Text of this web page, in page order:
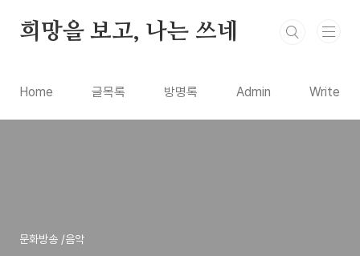
희망을 보고, 나는 쓰네
Home 글목록 방명록 Admin Write
문화방송 /음악